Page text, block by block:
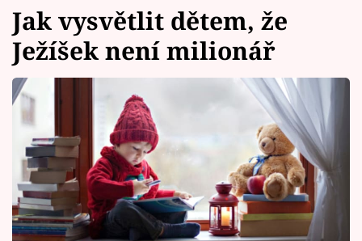
Témata
Celebrity
Vztahy
Seriály
Horoskopy
Jak vysvětlit dětem, že
Ježíšek není milionář